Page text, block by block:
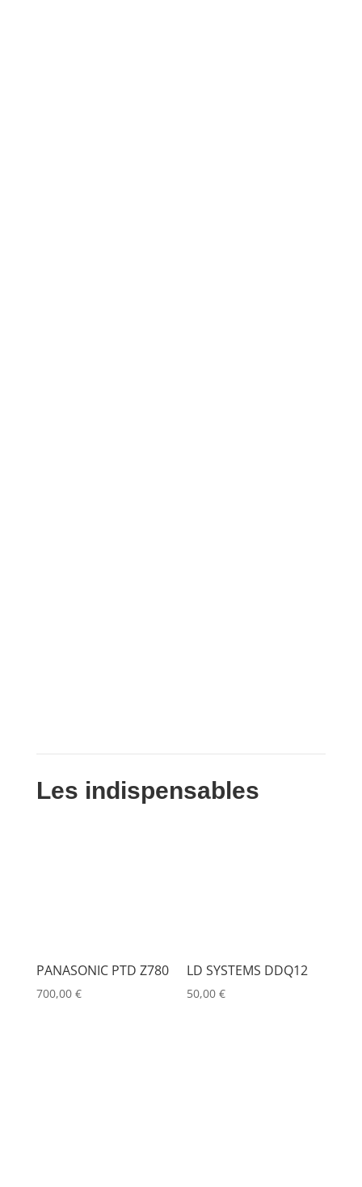
Les indispensables
PANASONIC PTD Z780
700,00 €
LD SYSTEMS DDQ12
50,00€